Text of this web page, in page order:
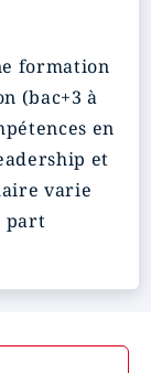
formation
(bac+3 à
en
et
varie
part